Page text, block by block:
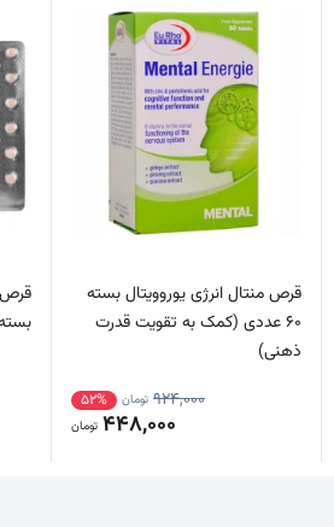
قرص منتال انرژی یوروویتال بسته
60 عددی (کمک به تقویت قدرت
ذهنی)
924,000 تومان 52%
448,000 تومان
قرص
بسته 60